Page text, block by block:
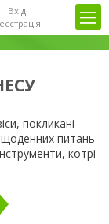
Вхід
покликані
щоденних питань
котрі